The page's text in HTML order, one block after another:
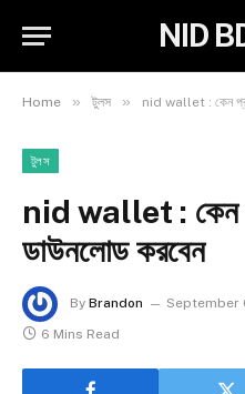
NID
Home » টুলস » nid wallet : কেন
টুলস
nid wallet : কেন
ডাউনলোড করবেন
By Brandon September
6 Mins Read